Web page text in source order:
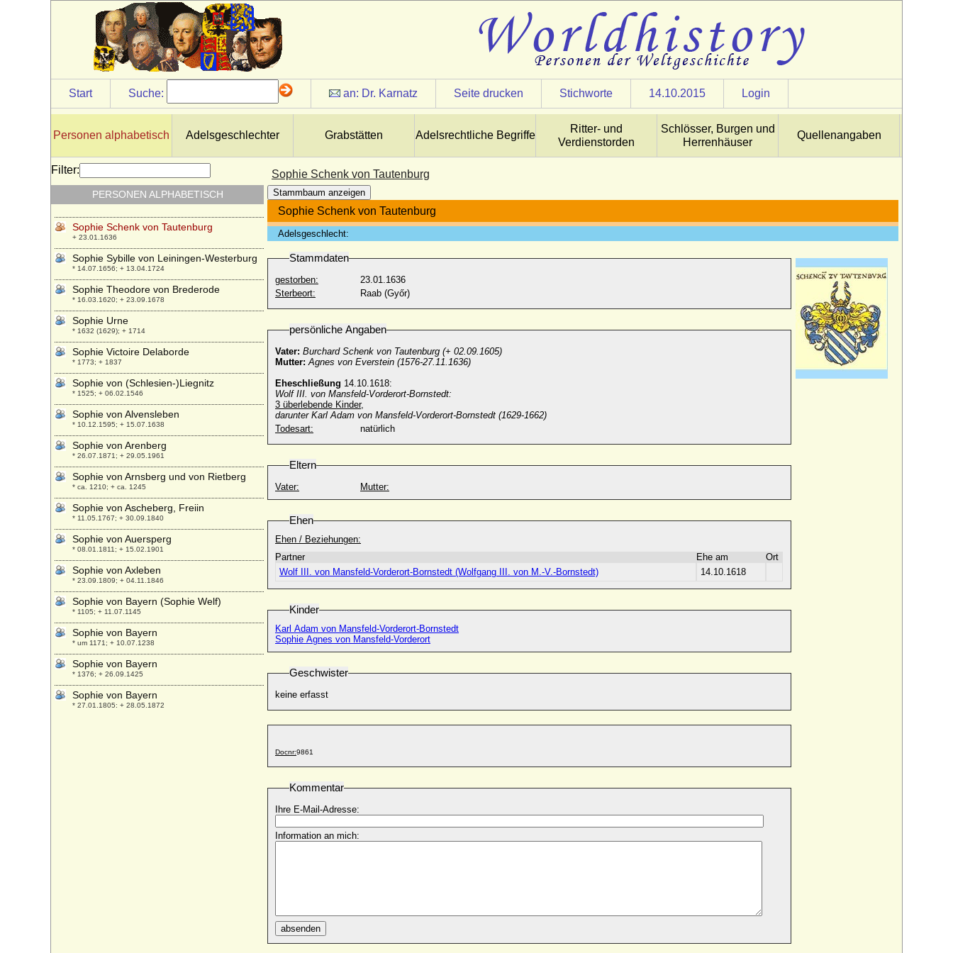
Start Suche: an: Dr. Karnatz Seite drucken Stichworte 14.10.2015 Login
Personen alphabetisch Adelsgeschlechter Grabstätten Adelsrechtliche Begriffe
Ritter- und
Verdienstorden
Schlösser, Burgen und
Herrenhäuser
Quellenangaben
Sophie Schenk von Tautenburg
Stammbaum anzeigen
Sophie Schenk von Tautenburg
Adelsgeschlecht:
Stammdaten
gestorben:
23.01.1636
Sterbeort:
Raab (Győr)
persönliche Angaben
Vater: Burchard Schenk von Tautenburg (+ 02.09.1605)
Mutter: Agnes von Everstein (1576-27.11.1636)
Eheschließung 14.10.1618:
Wolf III. von Mansfeld-Vorderort-Bornstedt:
3 überlebende Kinder,
darunter Karl Adam von Mansfeld-Vorderort-Bornstedt (1629-1662)
Todesart:
natürlich
Eltern
Vater: Mutter:
Ehen
Ehen / Beziehungen:
Partner
Ehe am
Ort
Wolf III. von Mansfeld-Vorderort-Bornstedt (Wolfgang III. von M.-V.-Bornstedt)
14.10.1618
Kinder
Karl Adam von Mansfeld-Vorderort-Bornstedt
Sophie Agnes von Mansfeld-Vorderort
Geschwister
keine erfasst
Docnr:9861
Kommentar
Ihre E-Mail-Adresse:
Information an mich:
absenden
Filter:
PERSONEN ALPHABETISCH
Fürstenstein, Freiin
* 1730; + 1815
Sophie Marie Margarethe zu Solms-
Baruth und Wildenfels
* 05.03.1626; + 16.04.1688
Sophie Marie von Pannwitz (verehel.
Sophie Marie Gräfin von Voss)
Wittgenstein-Hohenstein
* 28.05.1709; + 15.12.1781
Sophie Regine Henriette von Plönnies
* 1697; + 1738
Sophie Renate Reuss-Köstritz
* 27.06.1884; + 19.01.1968
Sophie Schenk von Tautenburg
+ 23.01.1636
Sophie Sybille von Leiningen-Westerburg
* 14.07.1656; + 13.04.1724
Sophie Theodore von Brederode
* 16.03.1620; + 23.09.1678
Sophie Urne
* 1632 (1629); + 1714
Sophie Victoire Delaborde
* 1773; + 1837
Sophie von (Schlesien-)Liegnitz
* 1525; + 06.02.1546
Sophie von Alvensleben
* 10.12.1595; + 15.07.1638
Sophie von Arenberg
* 26.07.1871; + 29.05.1961
Sophie von Arnsberg und von Rietberg
* ca. 1210; + ca. 1245
Sophie von Ascheberg, Freiin
* 11.05.1767; + 30.09.1840
Sophie von Auersperg
* 08.01.1811; + 15.02.1901
Sophie von Axleben
* 23.09.1809; + 04.11.1846
Sophie von Bayern (Sophie Welf)
* 1105; + 11.07.1145
Sophie von Bayern
* um 1171; + 10.07.1238
Sophie von Bayern
* 1376; + 26.09.1425
Sophie von Bayern
* 27.01.1805; + 28.05.1872